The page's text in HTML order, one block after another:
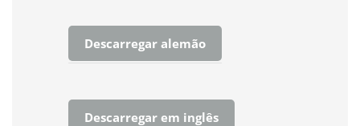
Descarregar alemão
Descarregar em inglês